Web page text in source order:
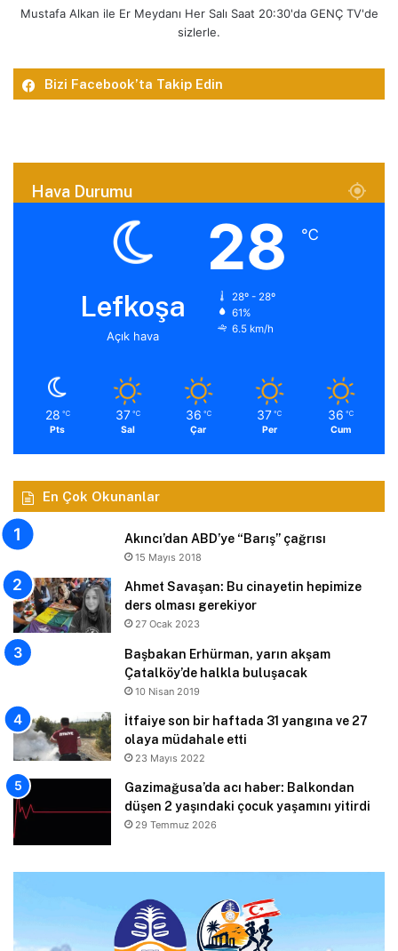
Mustafa Alkan ile Er Meydanı Her Salı Saat 20:30'da GENÇ TV'de
sizlerle.
Bizi Facebook’ta Takip Edin
Hava Durumu
Lefkoşa
Açık hava
28 ℃
28º - 28º
61%
6.5 km/h
28 ℃
Pts
37 ℃
Sal
36 ℃
Çar
37 ℃
Per
36 ℃
Cum
En Çok Okunanlar
Akıncı’dan ABD’ye “Barış” çağrısı
15 Mayıs 2018
Ahmet Savaşan: Bu cinayetin hepimize
ders olması gerekiyor
27 Ocak 2023
Başbakan Erhürman, yarın akşam
Çatalköy’de halkla buluşacak
10 Nisan 2019
İtfaiye son bir haftada 31 yangına ve 27
olaya müdahale etti
23 Mayıs 2022
Gazimağusa’da acı haber: Balkondan
düşen 2 yaşındaki çocuk yaşamını yitirdi
29 Temmuz 2026